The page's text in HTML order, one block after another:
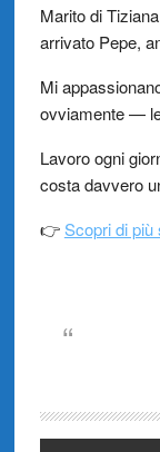
Marito di
arrivato Pepe,
Mi
ovviamente —
Lavoro ogni
costa davvero
👉Scopri di più